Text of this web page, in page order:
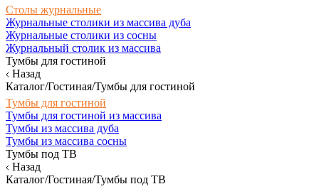
Столы журнальные
Журнальные столики из массива дуба
Журнальные столики из сосны
Журнальный столик из массива
Тумбы для гостиной
Назад
Каталог/Гостиная/Тумбы для гостиной
Тумбы для гостиной
Тумбы для гостиной из массива
Тумбы из массива дуба
Тумбы из массива сосны
Тумбы под ТВ
Назад
Каталог/Гостиная/Тумбы под ТВ